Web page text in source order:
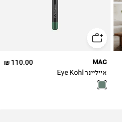
110.00 ₪ MAC
אייליינר Eye Kohl